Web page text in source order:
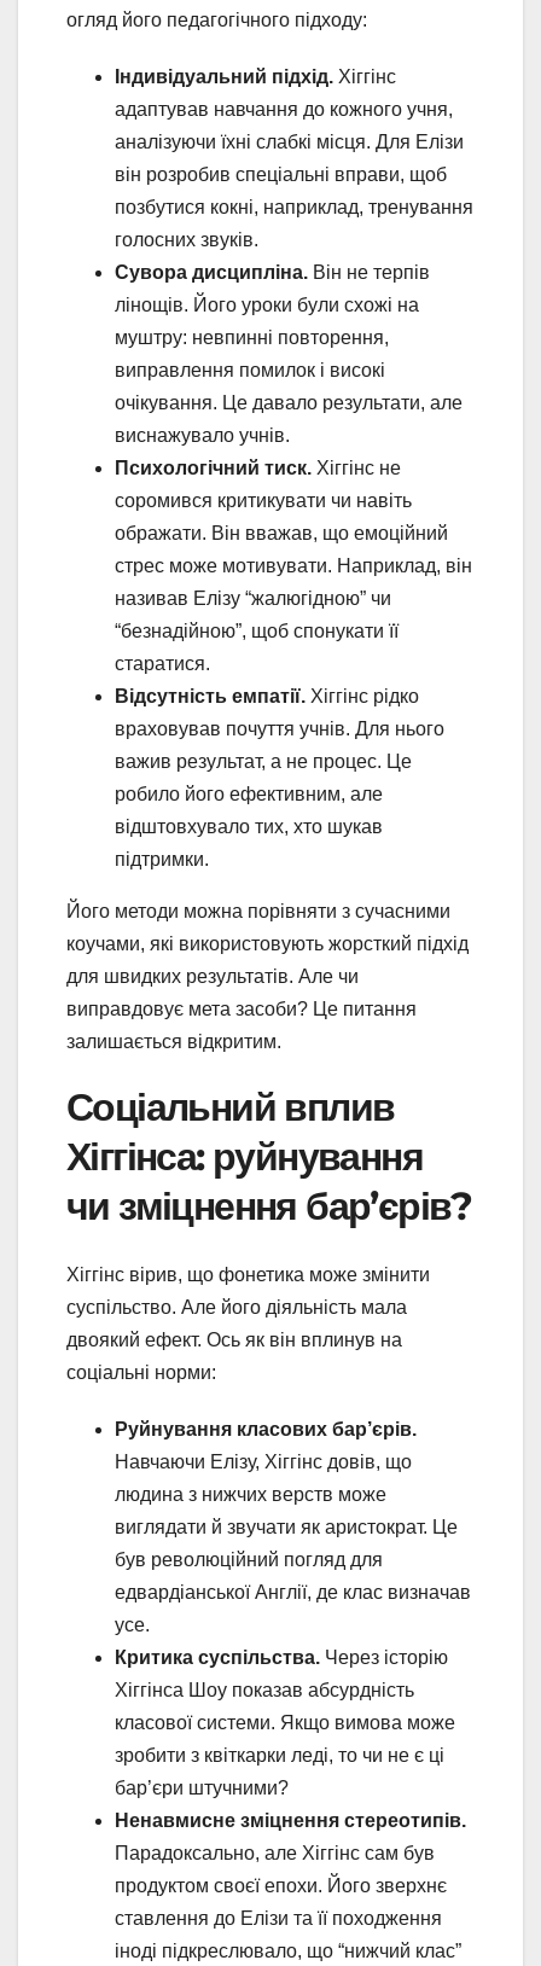
огляд його педагогічного підходу:
Індивідуальний підхід. Хіггінс
адаптував навчання до кожного учня,
аналізуючи їхні слабкі місця. Для Елізи
він розробив спеціальні вправи, щоб
позбутися кокні, наприклад, тренування
голосних звуків.
Сувора дисципліна. Він не терпів
лінощів. Його уроки були схожі на
муштру: невпинні повторення,
виправлення помилок і високі
очікування. Це давало результати, але
виснажувало учнів.
Психологічний тиск. Хіггінс не
соромився критикувати чи навіть
ображати. Він вважав, що емоційний
стрес може мотивувати. Наприклад, він
називав Елізу “жалюгідною” чи
“безнадійною”, щоб спонукати її
старатися.
Відсутність емпатії. Хіггінс рідко
враховував почуття учнів. Для нього
важив результат, а не процес. Це
робило його ефективним, але
відштовхувало тих, хто шукав
підтримки.
Його методи можна порівняти з сучасними
коучами, які використовують жорсткий підхід
для швидких результатів. Але чи
виправдовує мета засоби? Це питання
залишається відкритим.
Соціальний вплив
Хіггінса: руйнування
чи зміцнення бар’єрів?
Хіггінс вірив, що фонетика може змінити
суспільство. Але його діяльність мала
двоякий ефект. Ось як він вплинув на
соціальні норми:
Руйнування класових бар’єрів.
Навчаючи Елізу, Хіггінс довів, що
людина з нижчих верств може
виглядати й звучати як аристократ. Це
був революційний погляд для
едвардіанської Англії, де клас визначав
усе.
Критика суспільства. Через історію
Хіггінса Шоу показав абсурдність
класової системи. Якщо вимова може
зробити з квіткарки леді, то чи не є ці
бар’єри штучними?
Ненавмисне зміцнення стереотипів.
Парадоксально, але Хіггінс сам був
продуктом своєї епохи. Його зверхнє
ставлення до Елізи та її походження
іноді підкреслювало, що “нижчий клас”